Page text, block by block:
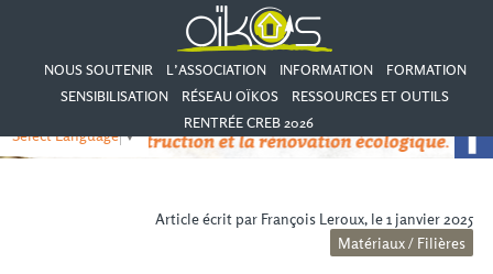
NOUS SOUTENIR L’ASSOCIATION INFORMATION
FORMATION
SENSIBILISATION
RÉSEAU OÏKOS
RESSOURCES ET OUTILS
RENTRÉE CREB 2026
Select Language▼
Article écrit par François Leroux, le 1 janvier 2025
Matériaux / Filières